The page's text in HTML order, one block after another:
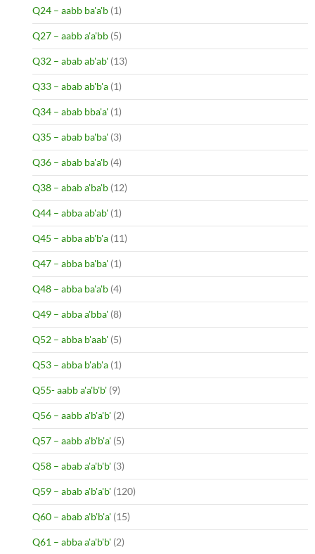
Q24 – aabb ba'a'b (1)
Q27 – aabb a'a'bb (5)
Q32 – abab ab'ab' (13)
Q33 – abab ab'b'a (1)
Q34 – abab bba'a' (1)
Q35 – abab ba'ba' (3)
Q36 – abab ba'a'b (4)
Q38 – abab a'ba'b (12)
Q44 – abba ab'ab' (1)
Q45 – abba ab'b'a (11)
Q47 – abba ba'ba' (1)
Q48 – abba ba'a'b (4)
Q49 – abba a'bba' (8)
Q52 – abba b'aab' (5)
Q53 – abba b'ab'a (1)
Q55- aabb a'a'b'b' (9)
Q56 – aabb a'b'a'b' (2)
Q57 – aabb a'b'b'a' (5)
Q58 – abab a'a'b'b' (3)
Q59 – abab a'b'a'b' (120)
Q60 – abab a'b'b'a' (15)
Q61 – abba a'a'b'b' (2)